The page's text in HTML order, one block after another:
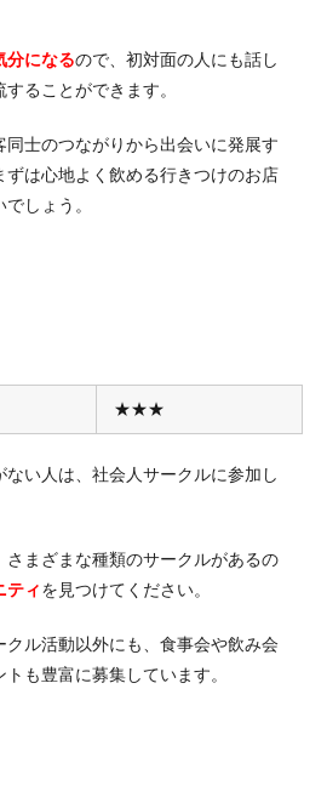
分になるので、初対面の人にも話し
ることができます。
同士のつながりから出会いに発展す
ずは心地よく飲める行きつけのお店
しょう。
★★★
い人は、社会人サークルに参加し
さまざまな種類のサークルがあるの
ティを見つけてください。
クル活動以外にも、食事会や飲み会
も豊富に募集しています。